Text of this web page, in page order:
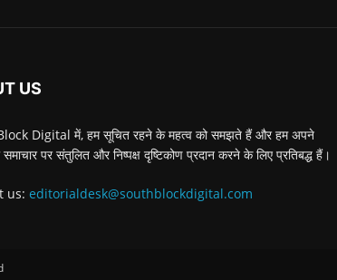
US
Digital में, हम सूचित रहने के महत्व को समझते हैं और हम अपने
समाचार पर संतुलित और निष्पक्ष दृष्टिकोण प्रदान करने के लिए प्रतिबद्ध हैं।
us: editorialdesk@southblockdigital.com